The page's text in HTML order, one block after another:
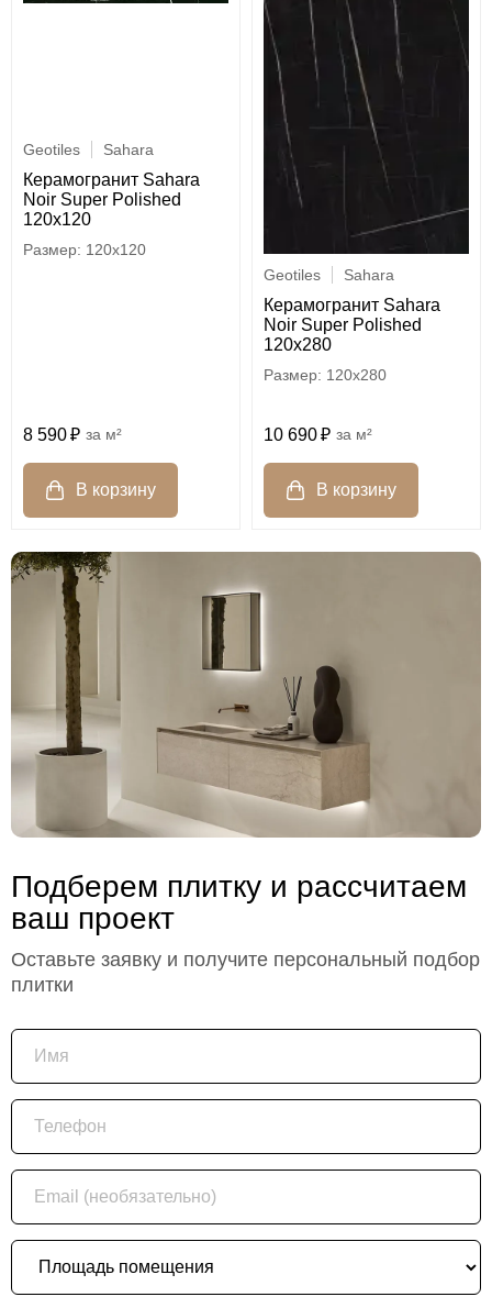
Geotiles Sahara
Керамогранит Sahara
Noir Super Polished
120x120
120x120
8 590 м²
Geotiles Sahara
Керамогранит Sahara
Noir Super Polished
120x280
120x280
10 690 м²
Подберем плитку и рассчитаем
ваш проект
Оставьте заявку и получите персональный подбор
плитки
Имя
Телефон
Email (необязательно)
Площадь помещения